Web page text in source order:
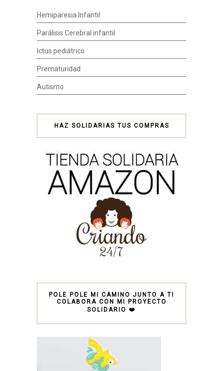
Hemiparesia Infantil
Parálisis Cerebral infantil
Ictus pediátrico
Prematuridad
Autismo
HAZ SOLIDARIAS TUS COMPRAS
POLE POLE MI CAMINO JUNTO A TI
COLABORA CON MI PROYECTO
SOLIDARIO ❤️